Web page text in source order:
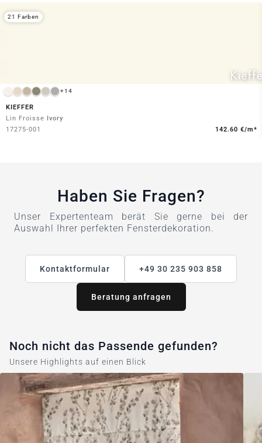
+14
KIEFFER
Lin Froisse
Ivory
17275-001
142.60 €/m*
21 Farben
Haben Sie Fragen?
Unser Expertenteam berät Sie gerne bei der
Auswahl Ihrer perfekten Fensterdekoration.
Kontaktformular +49 30 235 903 858
Beratung anfragen
Noch nicht das Passende gefunden?
Unsere Highlights auf einen Blick